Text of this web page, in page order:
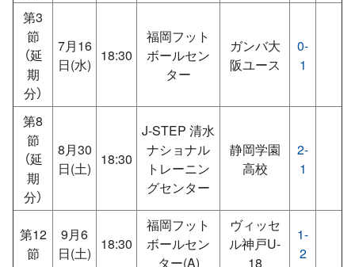
第3
節
（延
期
分）
7月16
日(水) 18:30
福岡フット
ボールセン
ター
ガンバ大
阪ユース
0-
1
第8
節
（延
期
分）
8月30
日(土) 18:30
J‐STEP 清水
ナショナル
トレーニン
グセンター
静岡学園
高校
2-
1
第12
節
9月6
日(土) 18:30
福岡フット
ボールセン
ター(A)
ヴィッセ
ル神戸U-
18
1-
2